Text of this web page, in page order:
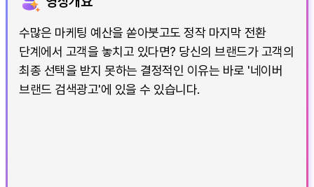
수많은 마케팅 예산을 쏟아붓고도 정작 마지막 전환
단계에서 고객을 놓치고 있다면? 당신의 브랜드가 고객의
최종 선택을 받지 못하는 결정적인 이유는 바로 '네이버
브랜드 검색광고'에 있을 수 있습니다.